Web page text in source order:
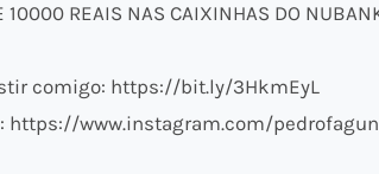
10000 REAIS NAS CAIXINHAS DO
comigo: https://bit.ly/3HkmEyL
https://www.instagram.com/